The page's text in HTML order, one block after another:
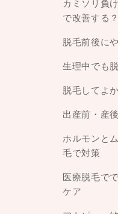
カミソリ負
で改善する？
脱毛前後に
生理中でも
脱毛してよ
出産前・産
ホルモンと
毛で対策
医療脱毛で
ケア